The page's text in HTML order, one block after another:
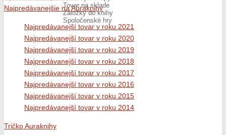
Tovar na sklade
Záložky do knihy
Spoločenské hry
Najpredávanejšie na Auraknihy
Najpredávanejší tovar v roku 2021
Najpredávanejší tovar v roku 2020
Najpredávanejší tovar v roku 2019
Najpredávanejší tovar v roku 2018
Najpredávanejší tovar v roku 2017
Najpredávanejší tovar v roku 2016
Najpredávanejší tovar v roku 2015
Najpredávanejší tovar v roku 2014
Tričko Auraknihy